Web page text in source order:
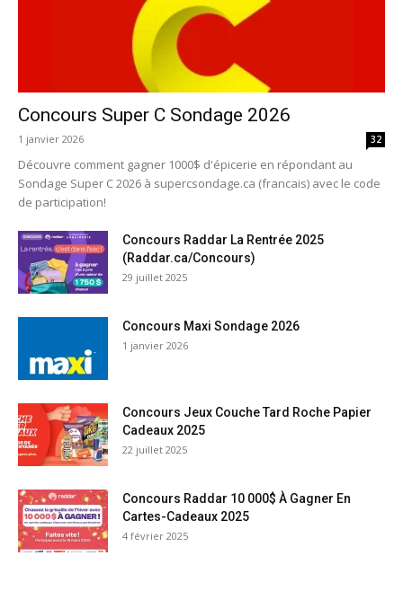
Concours Super C Sondage 2026
1 janvier 2026 32
Découvre comment gagner 1000$ d'épicerie en répondant au
Sondage Super C 2026 à supercsondage.ca (francais) avec le code
de participation!
Concours Raddar La Rentrée 2025
(Raddar.ca/Concours)
29 juillet 2025
Concours Maxi Sondage 2026
1 janvier 2026
Concours Jeux Couche Tard Roche Papier
Cadeaux 2025
22 juillet 2025
Concours Raddar 10 000$ À Gagner En
Cartes-Cadeaux 2025
4 février 2025